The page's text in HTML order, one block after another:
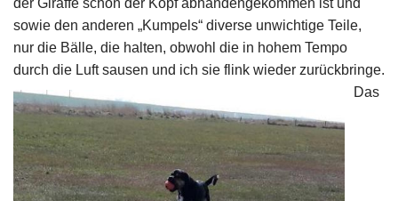
der Giraffe schon der Kopf abhandengekommen ist und
sowie den anderen „Kumpels“ diverse unwichtige Teile,
nur die Bälle, die halten, obwohl die in hohem Tempo
durch die Luft sausen und ich sie flink wieder zurückbringe.
Das